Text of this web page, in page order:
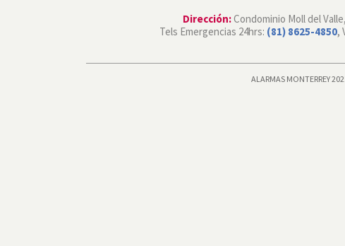
Dirección:Condominio Moll del
Tels Emergencias 24hrs: (81) 8625-4850,
ALARMAS MONTERREY